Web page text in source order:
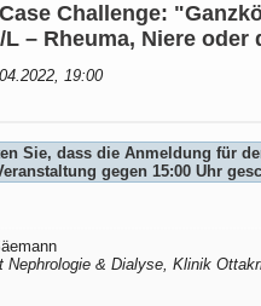
Challenge:
L – Rheuma, Niere oder
19:00
Sie, dass die Anmeldung für
gegen 15:00 Uhr
Nephrologie & Dialyse, Klinik